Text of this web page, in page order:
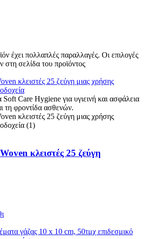
έχει πολλαπλές παραλλαγές. Οι επιλογές
στη σελίδα του προϊόντος
κλειστές 25 ζεύγη